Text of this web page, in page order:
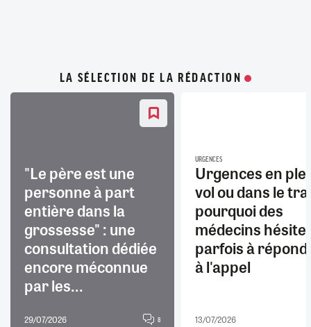
LA SÉLECTION DE LA RÉDACTION
"Le père est une
personne à part
entière dans la
grossesse" : une
consultation dédiée
encore méconnue
par les...
29/07/2026 8
URGENCES
Urgences en
vol ou dans le
pourquoi des
médecins
parfois à
à l'appel
13/07/2026